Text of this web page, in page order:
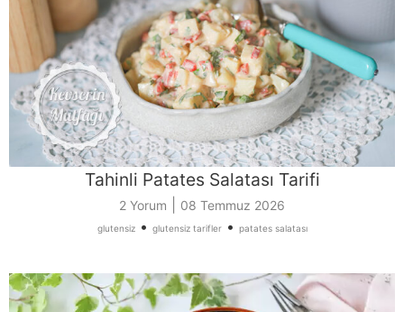
Tahinli Patates Salatası Tarifi
2 Yorum 08 Temmuz 2026
glutensiz• glutensiz tarifler• patates salatası